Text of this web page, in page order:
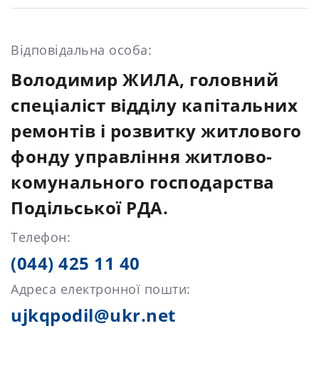
Відповідальна особа:
Володимир ЖИЛА, головний
спеціаліст відділу капітальних
ремонтів і розвитку житлового
фонду управління житлово-
комунального господарства
Подільської РДА.
Телефон:
(044) 425 11 40
Адреса електронної пошти:
ujkqpodil@ukr.net